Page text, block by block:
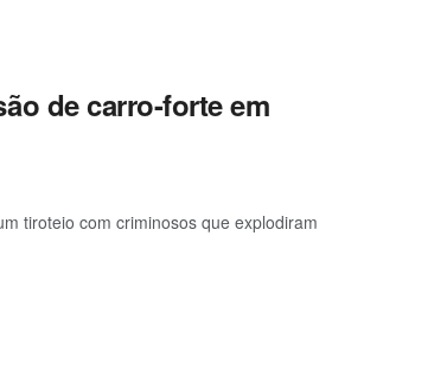
de carro-forte em
tiroteio com criminosos que explodiram